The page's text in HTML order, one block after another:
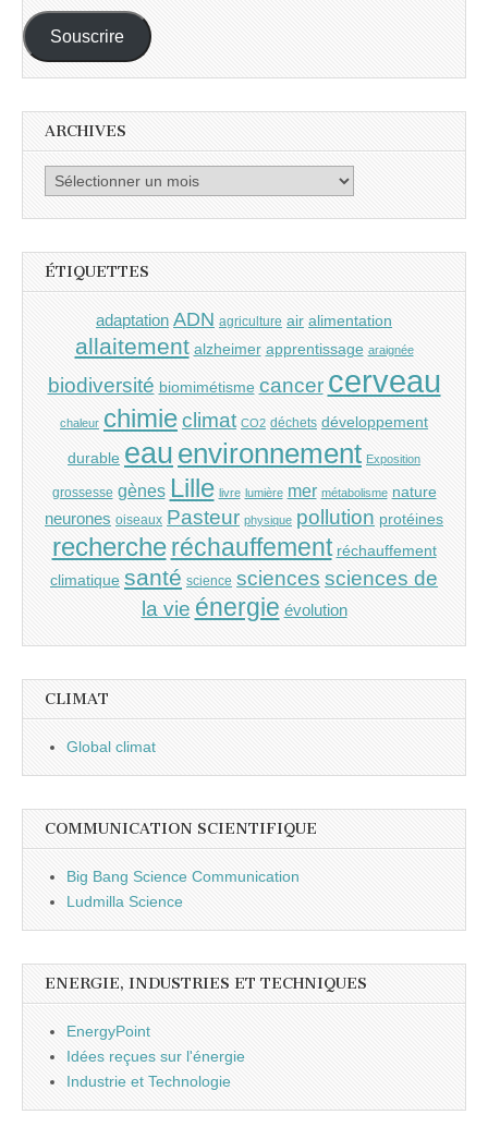
mail :
Souscrire
ARCHIVES
Archives
ÉTIQUETTES
adaptation ADN agriculture air alimentation
allaitement alzheimer apprentissage araignée
biodiversité biomimétisme cancer cerveau
chaleur chimieclimat CO2 déchets développement
durable eau environnement Exposition
grossesse gènes Lille livre lumière mer métabolisme nature
neurones oiseaux Pasteur physique pollution protéines
recherche réchauffement réchauffement
climatique santé science sciences sciences de
la vie énergie évolution
CLIMAT
Global climat
COMMUNICATION SCIENTIFIQUE
Big Bang Science Communication
Ludmilla Science
ENERGIE, INDUSTRIES ET TECHNIQUES
EnergyPoint
Idées reçues sur l'énergie
Industrie et Technologie